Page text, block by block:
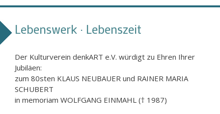
Lebenswerk · Lebenszeit
Der Kulturverein denkART e.V. würdigt zu Ehren Ihrer
Jubiläen:
zum 80sten KLAUS NEUBAUER und RAINER MARIA
SCHUBERT
in memoriam WOLFGANG EINMAHL († 1987)